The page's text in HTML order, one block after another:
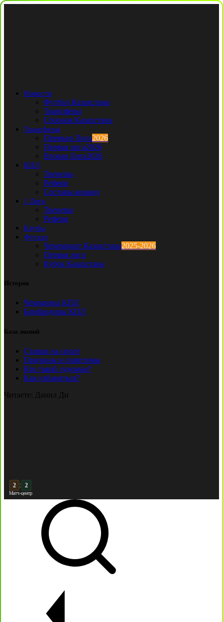
Новости
Футбол Казахстана
Трансферы
Сборная Казахстана
Трансферы
Премьер Лига2026
Первая лига2026
Вторая Лига2026
КПЛ
Тренеры
Рефери
Составы команд
1 Лига
Тренеры
Рефери
Клубы
Футзал
Чемпионат Казахстана2025-2026
Первая лига
Кубок Казахстана
История
Чемпионы КПЛ
Бомбардиры КПЛ
База знаний
Ставки на спорт
Причины и симптомы
Кто такой лудоман?
Как избавиться?
Читаете: Данил Ди
3 : 2
Матч-центр